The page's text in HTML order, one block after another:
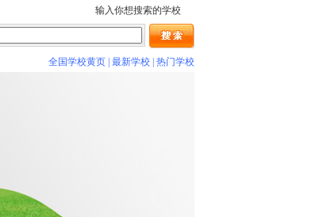
输入你想搜索的学校
全国学校黄页 最新学校 热门学校